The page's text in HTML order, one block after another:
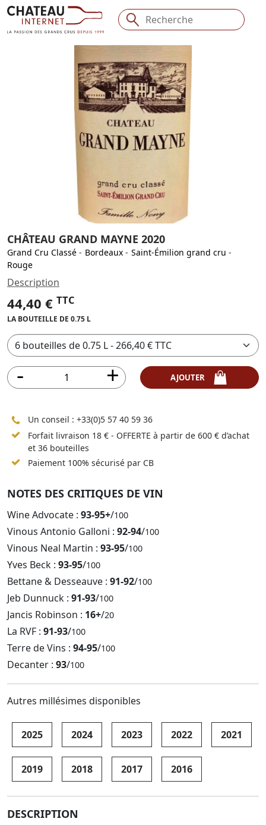
CHÂTEAU GRAND MAYNE 2020
Grand Cru Classé - Bordeaux - Saint-Émilion grand cru -
Rouge
Description
44,40 € TTC
LA BOUTEILLE DE 0.75 L
Un conseil : +33(0)5 57 40 59 36
Forfait livraison 18 € - OFFERTE à partir de 600 € d’achat
et 36 bouteilles
Paiement 100% sécurisé par CB
NOTES DES CRITIQUES DE VIN
Wine Advocate : 93-95+/100
Vinous Antonio Galloni : 92-94/100
Vinous Neal Martin : 93-95/100
Yves Beck : 93-95/100
Bettane & Desseauve : 91-92/100
Jeb Dunnuck : 91-93/100
Jancis Robinson : 16+/20
La RVF : 91-93/100
Terre de Vins : 94-95/100
Decanter : 93/100
Autres millésimes disponibles
2025 2024 2023 2022 2021
2019 2018 2017 2016
DESCRIPTION